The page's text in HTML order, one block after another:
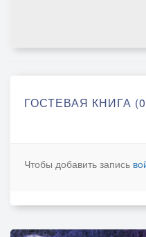
ГОСТЕВАЯ КНИГА
Чтобы добавить запись